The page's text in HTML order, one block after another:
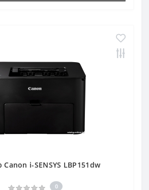
i-SENSYS LBP151dw
0